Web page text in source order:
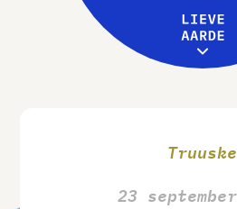
Leive Aarde
Truuske
23